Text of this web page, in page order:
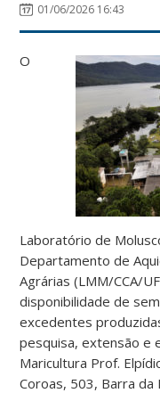
01/06/2026 16:43
O
Laboratório de
Departamento de
Agrárias (LMM/CCA/
disponibilidade de
excedentes
pesquisa, extensão e
Maricultura Prof.
Coroas, 503, Barra da